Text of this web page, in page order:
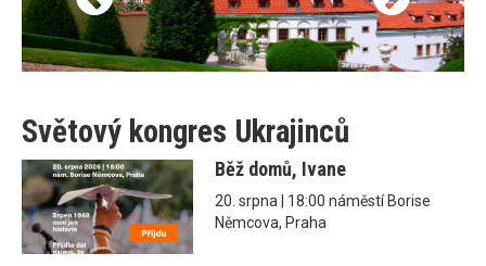
Světový kongres Ukrajinců
Běž domů, Ivane
20. srpna | 18:00 náměstí Borise
Němcova, Praha